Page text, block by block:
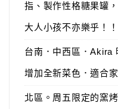
指、製作性格糖果罐
大人小孩不亦樂乎！！
台南．中西區．Akira
增加全新菜色．適合
北區。周五限定的窯